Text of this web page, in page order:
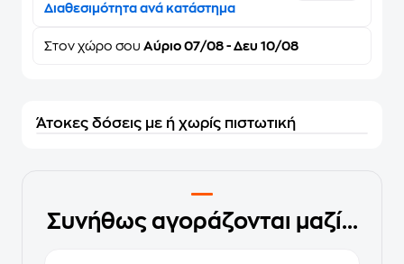
Διαθεσιμότητα ανά κατάστημα
Στον χώρο σου Αύριο 07/08 - Δευ 10/08
Άτοκες δόσεις με ή χωρίς πιστωτική
Συνήθως αγοράζονται μαζί...